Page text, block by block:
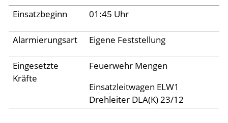
Aktuelles
Links
Einsatzbeginn 01:45 Uhr
Alarmierungsart Eigene Feststellung
Eingesetzte
Kräfte
Feuerwehr Mengen
Einsatzleitwagen ELW1
Drehleiter DLA(K) 23/12